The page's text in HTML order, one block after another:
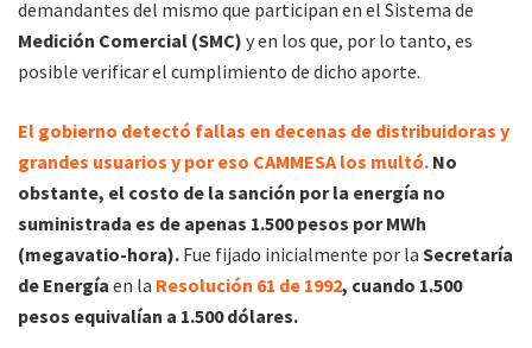
demandantes del mismo que participan en el Sistema de
Medición Comercial (SMC) y en los que, por lo tanto, es
posible verificar el cumplimiento de dicho aporte.
El gobierno detectó fallas en decenas de distribuidoras y
grandes usuarios y por eso CAMMESA los multó. No
obstante, el costo de la sanción por la energía no
suministrada es de apenas 1.500 pesos por MWh
(megavatio-hora). Fue fijado inicialmente por la Secretaría
de Energía en la Resolución 61 de 1992, cuando 1.500
pesos equivalían a 1.500 dólares.